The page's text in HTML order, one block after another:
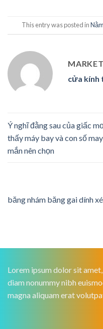
This entry was posted in
cửa kính
Ý nghĩ đằng sau của giấc
thấy máy bay và con số may
mắn nên chọn
băng nhám băng gai dính xé
Lorem ipsum dolor sit
diam nonummy nibh
magna aliquam erat